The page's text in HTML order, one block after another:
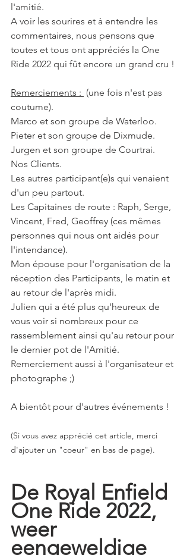
l'amitié.
A voir les sourires et à entendre les
commentaires, nous pensons que
toutes et tous ont appréciés la One
Ride 2022 qui fût encore un grand cru !
Remerciements : (une fois n'est pas
coutume).
Marco et son groupe de Waterloo.
Pieter et son groupe de Dixmude.
Jurgen et son groupe de Courtrai.
Nos Clients.
Les autres participant(e)s qui venaient
d'un peu partout.
Les Capitaines de route : Raph, Serge,
Vincent, Fred, Geoffrey (ces mêmes
personnes qui nous ont aidés pour
l'intendance).
Mon épouse pour l'organisation de la
réception des Participants, le matin et
au retour de l'après midi.
Julien qui a été plus qu'heureux de
vous voir si nombreux pour ce
rassemblement ainsi qu'au retour pour
le dernier pot de l'Amitié.
Remerciement aussi à l'organisateur et
photographe ;)
A bientôt pour d'autres événements !
(Si vous avez apprécié cet article, merci
d'ajouter un "coeur" en bas de page).
De Royal Enfield
One Ride 2022,
weer
eengeweldige